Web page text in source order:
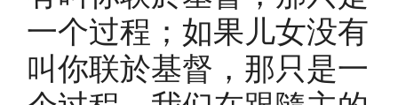
一个过程；如果儿女没有
叫你联於基督，那只是一